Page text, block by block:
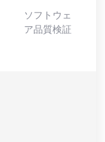
ソフトウェ
ア品質検証